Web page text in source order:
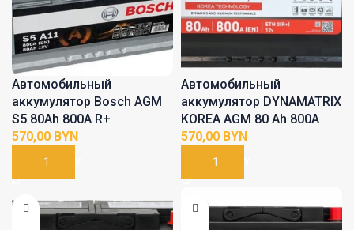
Автомобильный
аккумулятор Bosch AGM
S5 80Ah 800A R+
BYN
В КОРЗИНУ
Автомобильный
аккумулятор DYNAMATRIX
KOREA AGM 80 Ah 800A
BYN
В КОРЗИНУ